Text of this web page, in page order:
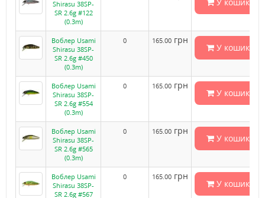
Shirasu 38SP-
SR 2.6g #122
(0.3m)
У кошик
Воблер Usami
Shirasu 38SP-
SR 2.6g #450
(0.3m)
0 165.00 грн
У кошик
Воблер Usami
Shirasu 38SP-
SR 2.6g #554
(0.3m)
0 165.00 грн
У кошик
Воблер Usami
Shirasu 38SP-
SR 2.6g #565
(0.3m)
0 165.00 грн
У кошик
Воблер Usami
Shirasu 38SP-
SR 2.6g #567
0 165.00 грн
У кошик